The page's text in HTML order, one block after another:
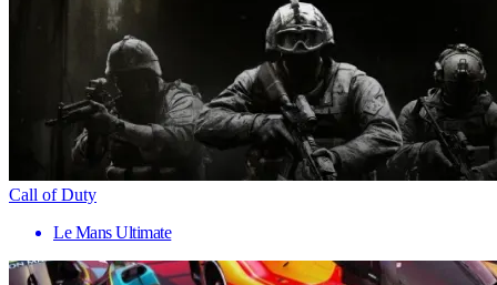
Call of Duty
Le Mans Ultimate